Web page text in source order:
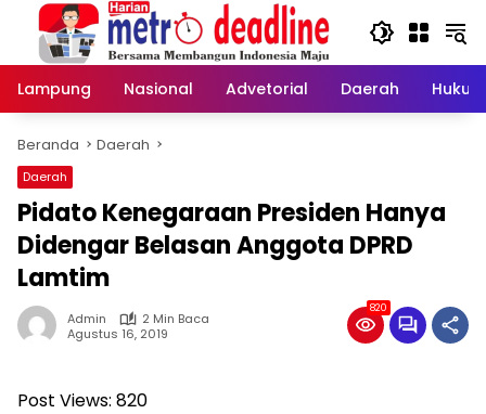
Langsung
konten
Lampung
Nasional Advetorial Daerah Hukum
Beranda Daerah
Daerah
Pidato Kenegaraan Presiden Hanya
Didengar Belasan Anggota DPRD
Lamtim
Admin
2 Min Baca
Agustus 16, 2019
820
Post Views: 820